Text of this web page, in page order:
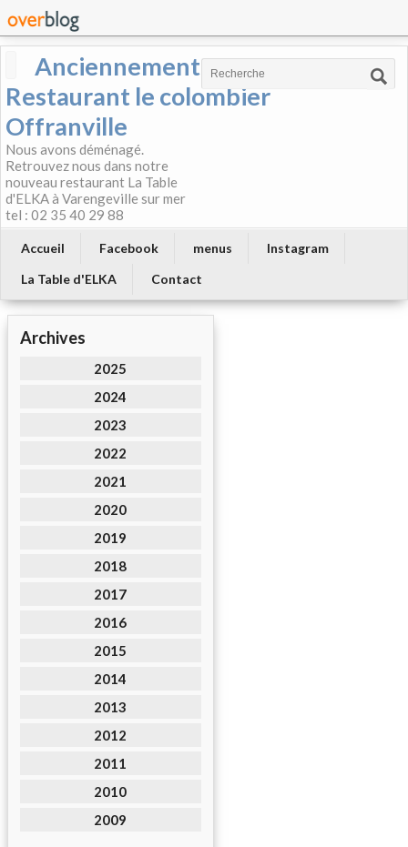
Anciennement
Restaurant le colombier
Offranville
Nous avons déménagé.
Retrouvez nous dans notre
nouveau restaurant La Table
d'ELKA à Varengeville sur mer
tel : 02 35 40 29 88
Accueil Facebook menus
Instagram
La Table d'ELKA
Contact
Archives
2025
2024
2023
2022
2021
2020
2019
2018
2017
2016
2015
2014
2013
2012
2011
2010
2009